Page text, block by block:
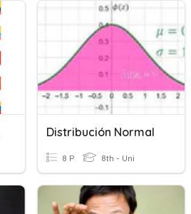
Distribución Normal
8 P 8th - Uni